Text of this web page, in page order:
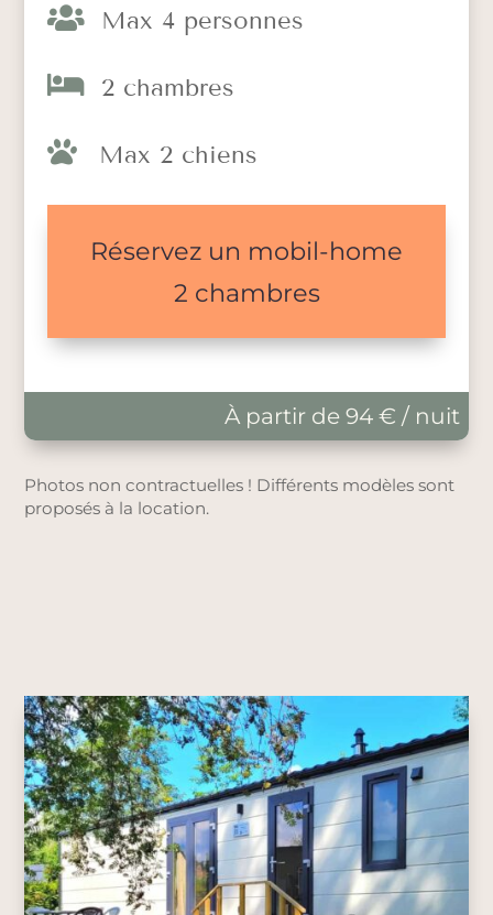
 Max 4 personnes
 2 chambres
 Max 2 chiens
Réservez un mobil-home
2 chambres
À partir de 94 € / nuit
Photos non contractuelles ! Différents modèles sont
proposés à la location.